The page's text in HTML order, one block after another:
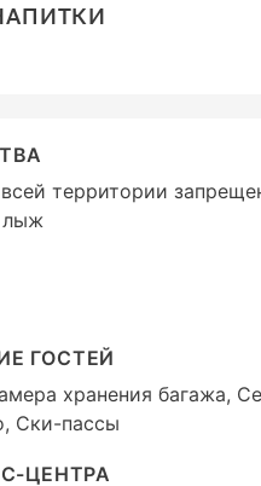
территории
лыж
ГОСТЕЙ
хранения багажа,
Ски-пассы
ЦЕНТРА